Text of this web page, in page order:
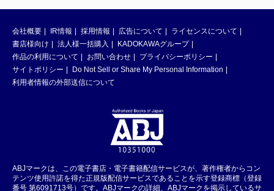
会社概要 IR情報 採用情報 広告について
ライセンスについて
書店様向け
法人様一括購入
KADOKAWAグループ
作品の利用について
お問い合わせ
プライバシーポリシー
サイトポリシー
Do Not Sell or Share My Personal Information
利用者情報の外部送信について
ABJマークは、この電子書店・電子書籍配信サービスが、著作権者からコン
テンツ使用許諾を得た正規版配信サービスであることを示す登録商標（登録
番号 第6091713号）です。ABJマークの詳細、ABJマークを掲示しているサ